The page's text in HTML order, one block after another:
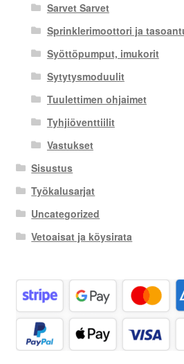
Sarvet Sarvet
Sprinklerimoottori ja
Syöttöpumput, imukorit
Sytytysmoduulit
Tuulettimen ohjaimet
Tyhjiöventtiilit
Vastukset
Sisustus
Työkalusarjat
Uncategorized
Vetoaisat ja köysirata